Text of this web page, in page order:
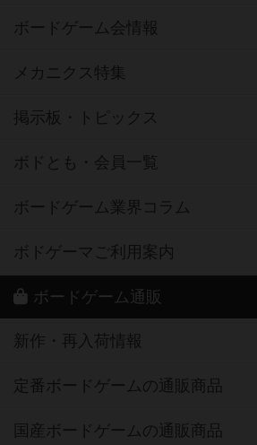
ボードゲーム会情報
メカニクス特集
掲示板・トピックス
ボドとも・会員一覧
ボードゲーム業界コラム
ボドゲーマご利用案内
ボードゲーム通販
新作・再入荷情報
定番ボードゲームの通販商品
国産ボードゲームの通販商品